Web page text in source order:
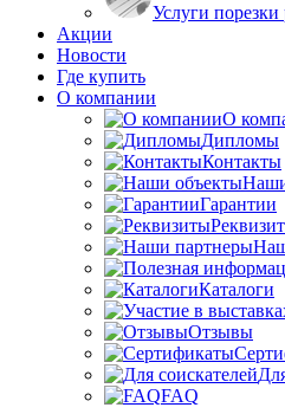
Услуги
Акции
Новости
Где купить
О компании
О
Дипломы
Контакты
Гарантии
Каталоги
Отзывы
FAQ